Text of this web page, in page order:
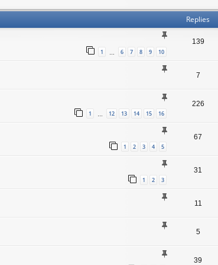
Replies
1 6 7 8 9 10
139
7
1 12 13 14 15 16
226
1 2 3 4 5
67
1 2 3
31
11
5
39